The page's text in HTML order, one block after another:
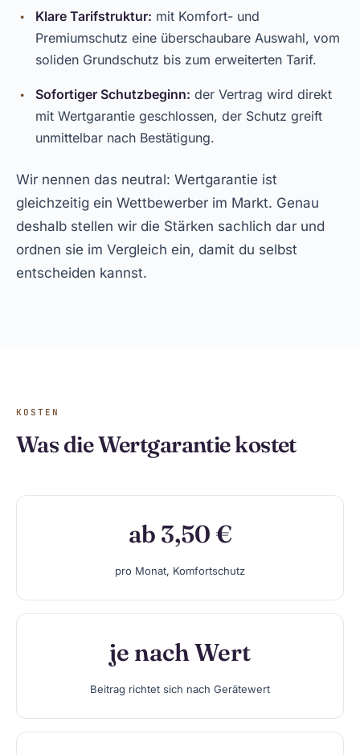
Klare Tarifstruktur: mit Komfort- und
Premiumschutz eine überschaubare Auswahl, vom
soliden Grundschutz bis zum erweiterten Tarif.
Sofortiger Schutzbeginn: der Vertrag wird direkt
mit Wertgarantie geschlossen, der Schutz greift
unmittelbar nach Bestätigung.
Wir nennen das neutral: Wertgarantie ist
gleichzeitig ein Wettbewerber im Markt. Genau
deshalb stellen wir die Stärken sachlich dar und
ordnen sie im Vergleich ein, damit du selbst
entscheiden kannst.
KOSTEN
Was die Wertgarantie kostet
ab 3,50 €
pro Monat, Komfortschutz
je nach Wert
Beitrag richtet sich nach Gerätewert